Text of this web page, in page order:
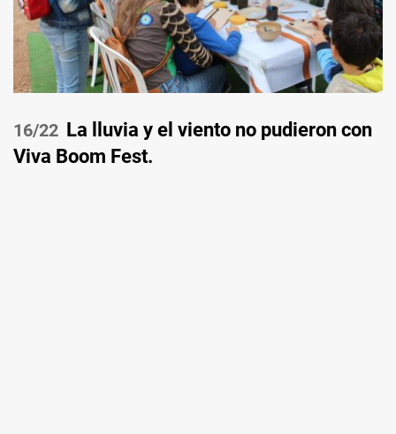
/22 La lluvia y el viento no pudieron con
Viva Boom Fest.